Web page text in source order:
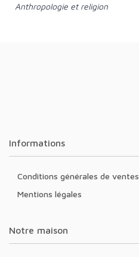
Anthropologie et religion
Informations
Conditions générales de ventes
Mentions légales
Notre maison